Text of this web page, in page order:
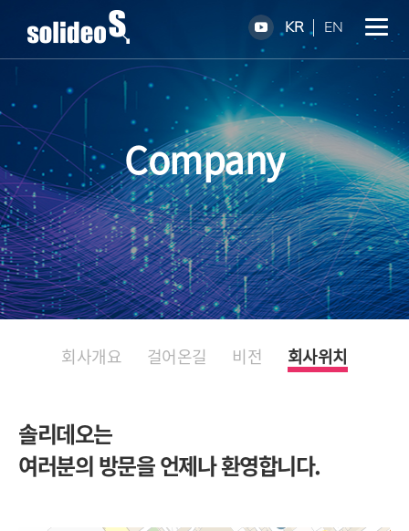
KR EN
Company
회사개요 걸어온길 비전 회사위치
솔리데오는
여러분의 방문을 언제나 환영합니다.